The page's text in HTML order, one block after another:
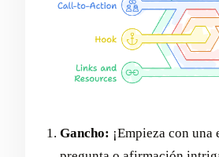
Gancho: ¡Empieza con